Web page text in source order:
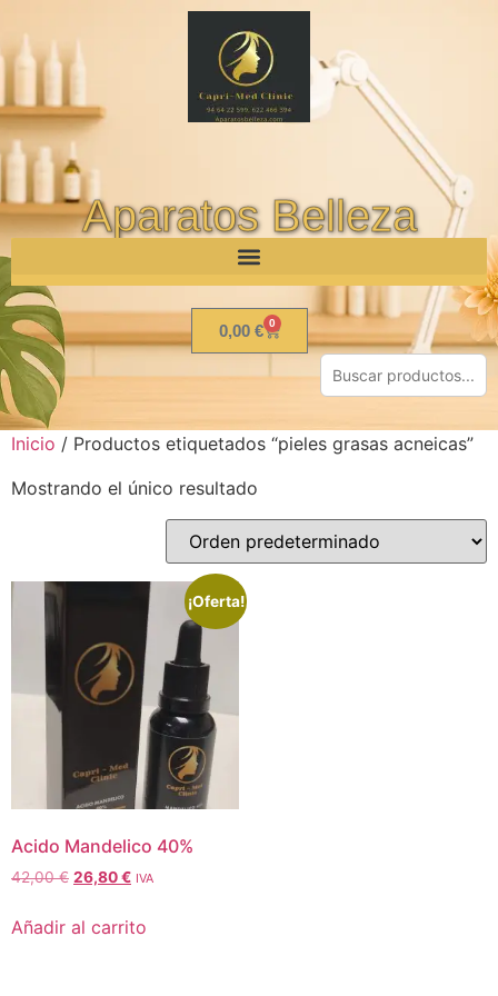
Aparatos Belleza
0,00 € 0
Inicio / Productos etiquetados “pieles grasas acneicas”
Mostrando el único resultado
¡Oferta!
Acido Mandelico 40%
42,00€ 26,80€ IVA
Añadir al carrito